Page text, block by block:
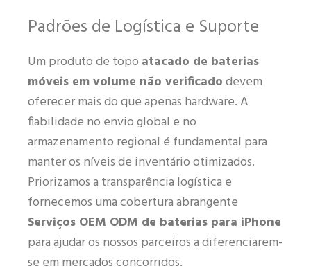
Padrões de Logística e Suporte
Um produto de topo atacado de baterias
móveis em volume não verificadodevem
oferecer mais do que apenas hardware. A
fiabilidade no envio global e no
armazenamento regional é fundamental para
manter os níveis de inventário otimizados.
Priorizamos a transparência logística e
fornecemos uma cobertura abrangente
Serviços OEM ODM de baterias para iPhone
para ajudar os nossos parceiros a diferenciarem-
se em mercados concorridos.